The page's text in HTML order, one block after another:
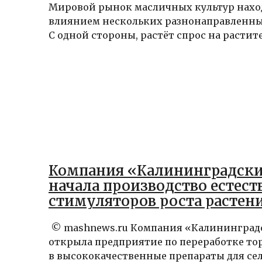
Мировой рынок масличных культур
влиянием нескольких
С одной стороны, растёт спрос на
Компания
начала производство
стимуляторов роста
© mashnews.ru Компания
открыла предприятие по переработке
в высококачественные препараты для